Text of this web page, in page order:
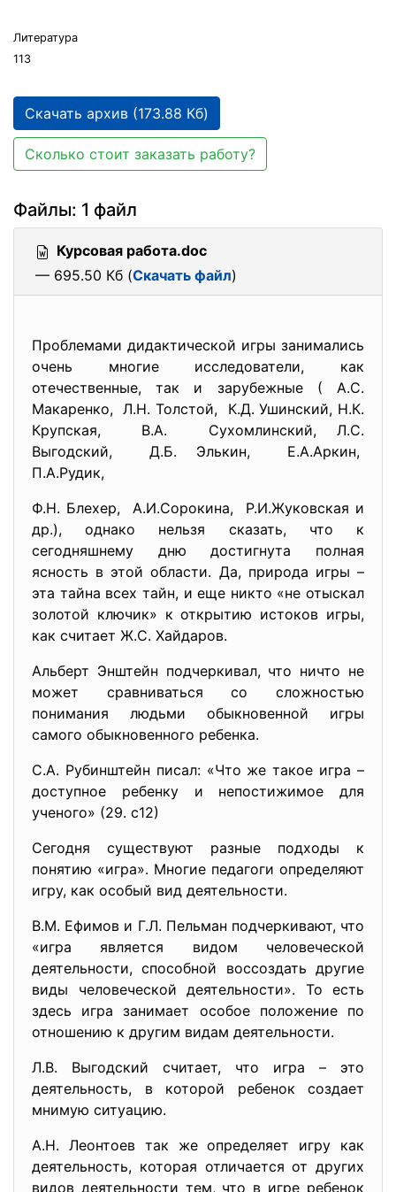
Литература
113
Скачать архив (173.88 Кб)
Сколько стоит заказать работу?
Файлы: 1 файл
Курсовая работа.doc
— 695.50 Кб (Скачать файл)
Проблемами дидактической игры занимались
очень многие исследователи, как
отечественные, так и зарубежные ( А.С.
Макаренко, Л.Н. Толстой, К.Д. Ушинский, Н.К.
Крупская, В.А. Сухомлинский, Л.С.
Выгодский, Д.Б. Элькин, Е.А.Аркин,
П.А.Рудик,
Ф.Н. Блехер, А.И.Сорокина, Р.И.Жуковская и
др.), однако нельзя сказать, что к
сегодняшнему дню достигнута полная
ясность в этой области. Да, природа игры –
эта тайна всех тайн, и еще никто «не отыскал
золотой ключик» к открытию истоков игры,
как считает Ж.С. Хайдаров.
Альберт Энштейн подчеркивал, что ничто не
может сравниваться со сложностью
понимания людьми обыкновенной игры
самого обыкновенного ребенка.
С.А. Рубинштейн писал: «Что же такое игра –
доступное ребенку и непостижимое для
ученого» (29. с12)
Сегодня существуют разные подходы к
понятию «игра». Многие педагоги определяют
игру, как особый вид деятельности.
В.М. Ефимов и Г.Л. Пельман подчеркивают, что
«игра является видом человеческой
деятельности, способной воссоздать другие
виды человеческой деятельности». То есть
здесь игра занимает особое положение по
отношению к другим видам деятельности.
Л.В. Выгодский считает, что игра – это
деятельность, в которой ребенок создает
мнимую ситуацию.
А.Н. Леонтоев так же определяет игру как
деятельность, которая отличается от других
видов деятельности тем, что в игре ребенок